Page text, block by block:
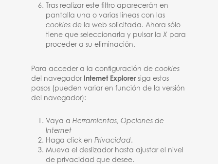
Tras realizar este filtro aparecerán en
pantalla una o varias líneas con las
cookies de la web solicitada. Ahora sólo
tiene que seleccionarla y pulsar la X para
proceder a su eliminación.
Para acceder a la configuración de cookies
del navegador Internet Explorersiga estos
pasos (pueden variar en función de la versión
del navegador):
Vaya a Herramientas, Opciones de
Internet
Haga click en Privacidad.
Mueva el deslizador hasta ajustar el nivel
de privacidad que desee.